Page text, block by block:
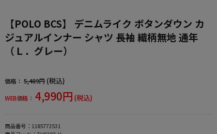
【POLO BCS】 デニムライク ボタンダウン カ
ジュアルインナー シャツ 長袖 織柄無地 通年
（Ｌ．グレー）
価格： 5,489円 (税込)
WEB価格： 4,990円 (税込)
商品番号： 1185772531